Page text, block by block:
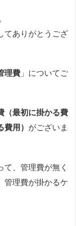
てありがとうござ
理費 」についてご
（最初に掛かる費
用） がございま
、管理費が無く
管理費が掛かるケ